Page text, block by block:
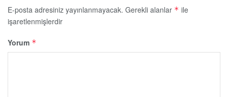
E-posta adresiniz yayınlanmayacak. Gerekli alanlar * ile
işaretlenmişlerdir
Yorum *